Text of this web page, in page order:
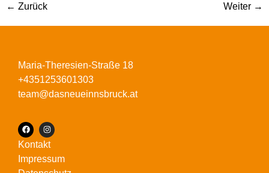
← Zurück Weiter →
Kontakt
Impressum
Maria-Theresien-Straße 18
+4351253601303
team@dasneueinnsbruck.at